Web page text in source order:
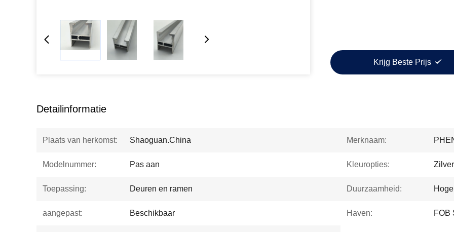
Krijg Beste Prijs
Detailinformatie
Plaats van herkomst: Shaoguan.China Merknaam:
Modelnummer: Pas aan Kleuropties:
Toepassing: Deuren en ramen Duurzaamheid:
aangepast: Beschikbaar Haven: FOB